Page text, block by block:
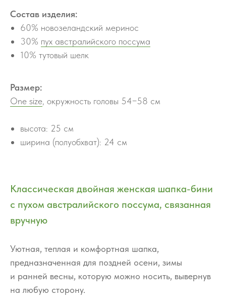
Состав изделия:
60% новозеландский меринос
30% пух австралийского поссума
10% тутовый шелк
Размер:
One size , окружность головы 54−58 см
высота: 25 см
ширина (полуобхват): 24 см
Классическая двойная женская шапка-бини
с пухом австралийского поссума, связанная
вручную
Уютная, теплая и комфортная шапка,
предназначенная для поздней осени, зимы
и ранней весны, которую можно носить, вывернув
на любую сторону.